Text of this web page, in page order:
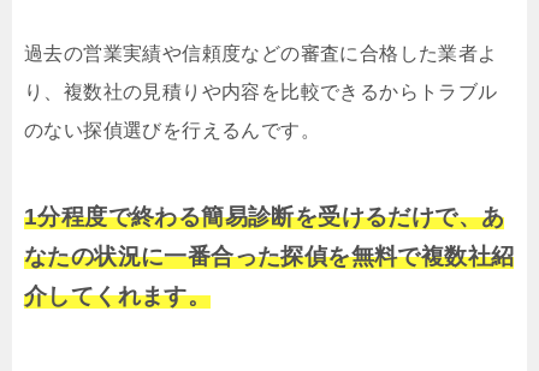
過去の営業実績や信頼度などの審査に合格した業者よ
り、複数社の見積りや内容を比較できるからトラブル
のない探偵選びを行えるんです。
1分程度で終わる簡易診断を受けるだけで、あ
なたの状況に一番合った探偵を無料で複数社紹
介してくれます。